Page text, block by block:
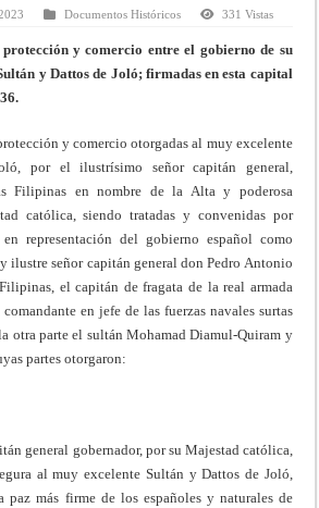
Documentos Históricos 331 Vistas
y comercio entre el gobierno de su
y Dattos de Joló; firmadas en esta capital
y comercio otorgadas al muy excelente
por el ilustrísimo señor capitán general,
Filipinas en nombre de la Alta y poderosa
católica, siendo tratadas y convenidas por
representación del gobierno español como
ilustre señor capitán general don Pedro Antonio
el capitán de fragata de la real armada
en jefe de las fuerzas navales surtas
otra parte el sultán Mohamad Diamul-Quiram y
partes otorgaron:
general gobernador, por su Majestad católica,
al muy excelente Sultán y Dattos de Joló,
paz más firme de los españoles y naturales de